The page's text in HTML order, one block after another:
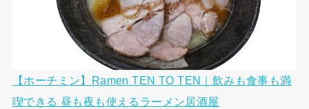
【ホーチミン】Ramen TEN TO TEN｜飲みも食事も満
喫できる 昼も夜も使えるラーメン居酒屋